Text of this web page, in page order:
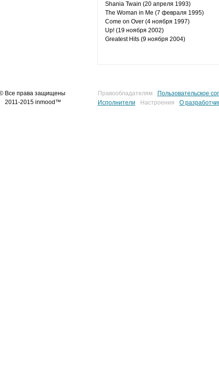
Shania Twain (20 апреля 1993)
The Woman in Me (7 февраля 1995)
Come on Over (4 ноября 1997)
Up! (19 ноября 2002)
Greatest Hits (9 ноября 2004)
Все права защищены
2011-2015 inmood™
Правообладателям
Пользовательское
Исполнители
Настроения О